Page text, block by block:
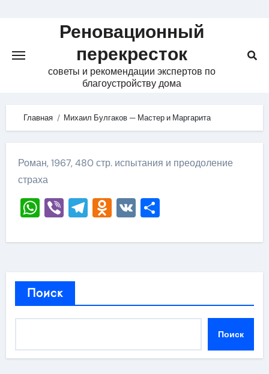
Реновационный
перекресток
советы и рекомендации экспертов по
благоустройству дома
Главная Михаил Булгаков — Мастер и Маргарита
Роман, 1967, 480 стр. испытания и преодоление
страха
WhatsApp
ViberTelegram
Odnoklassniki
VKОтправить
Поиск
Поиск